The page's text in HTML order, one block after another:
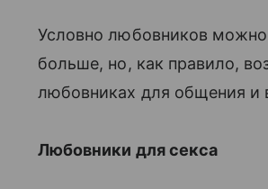
Условно любовников можно
больше, но, как правило,
любовниках для общения и
Любовники для секса